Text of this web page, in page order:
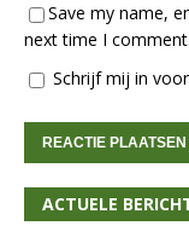
Save my name,
next time I comment.
Schrijf mij in
ACTUELE